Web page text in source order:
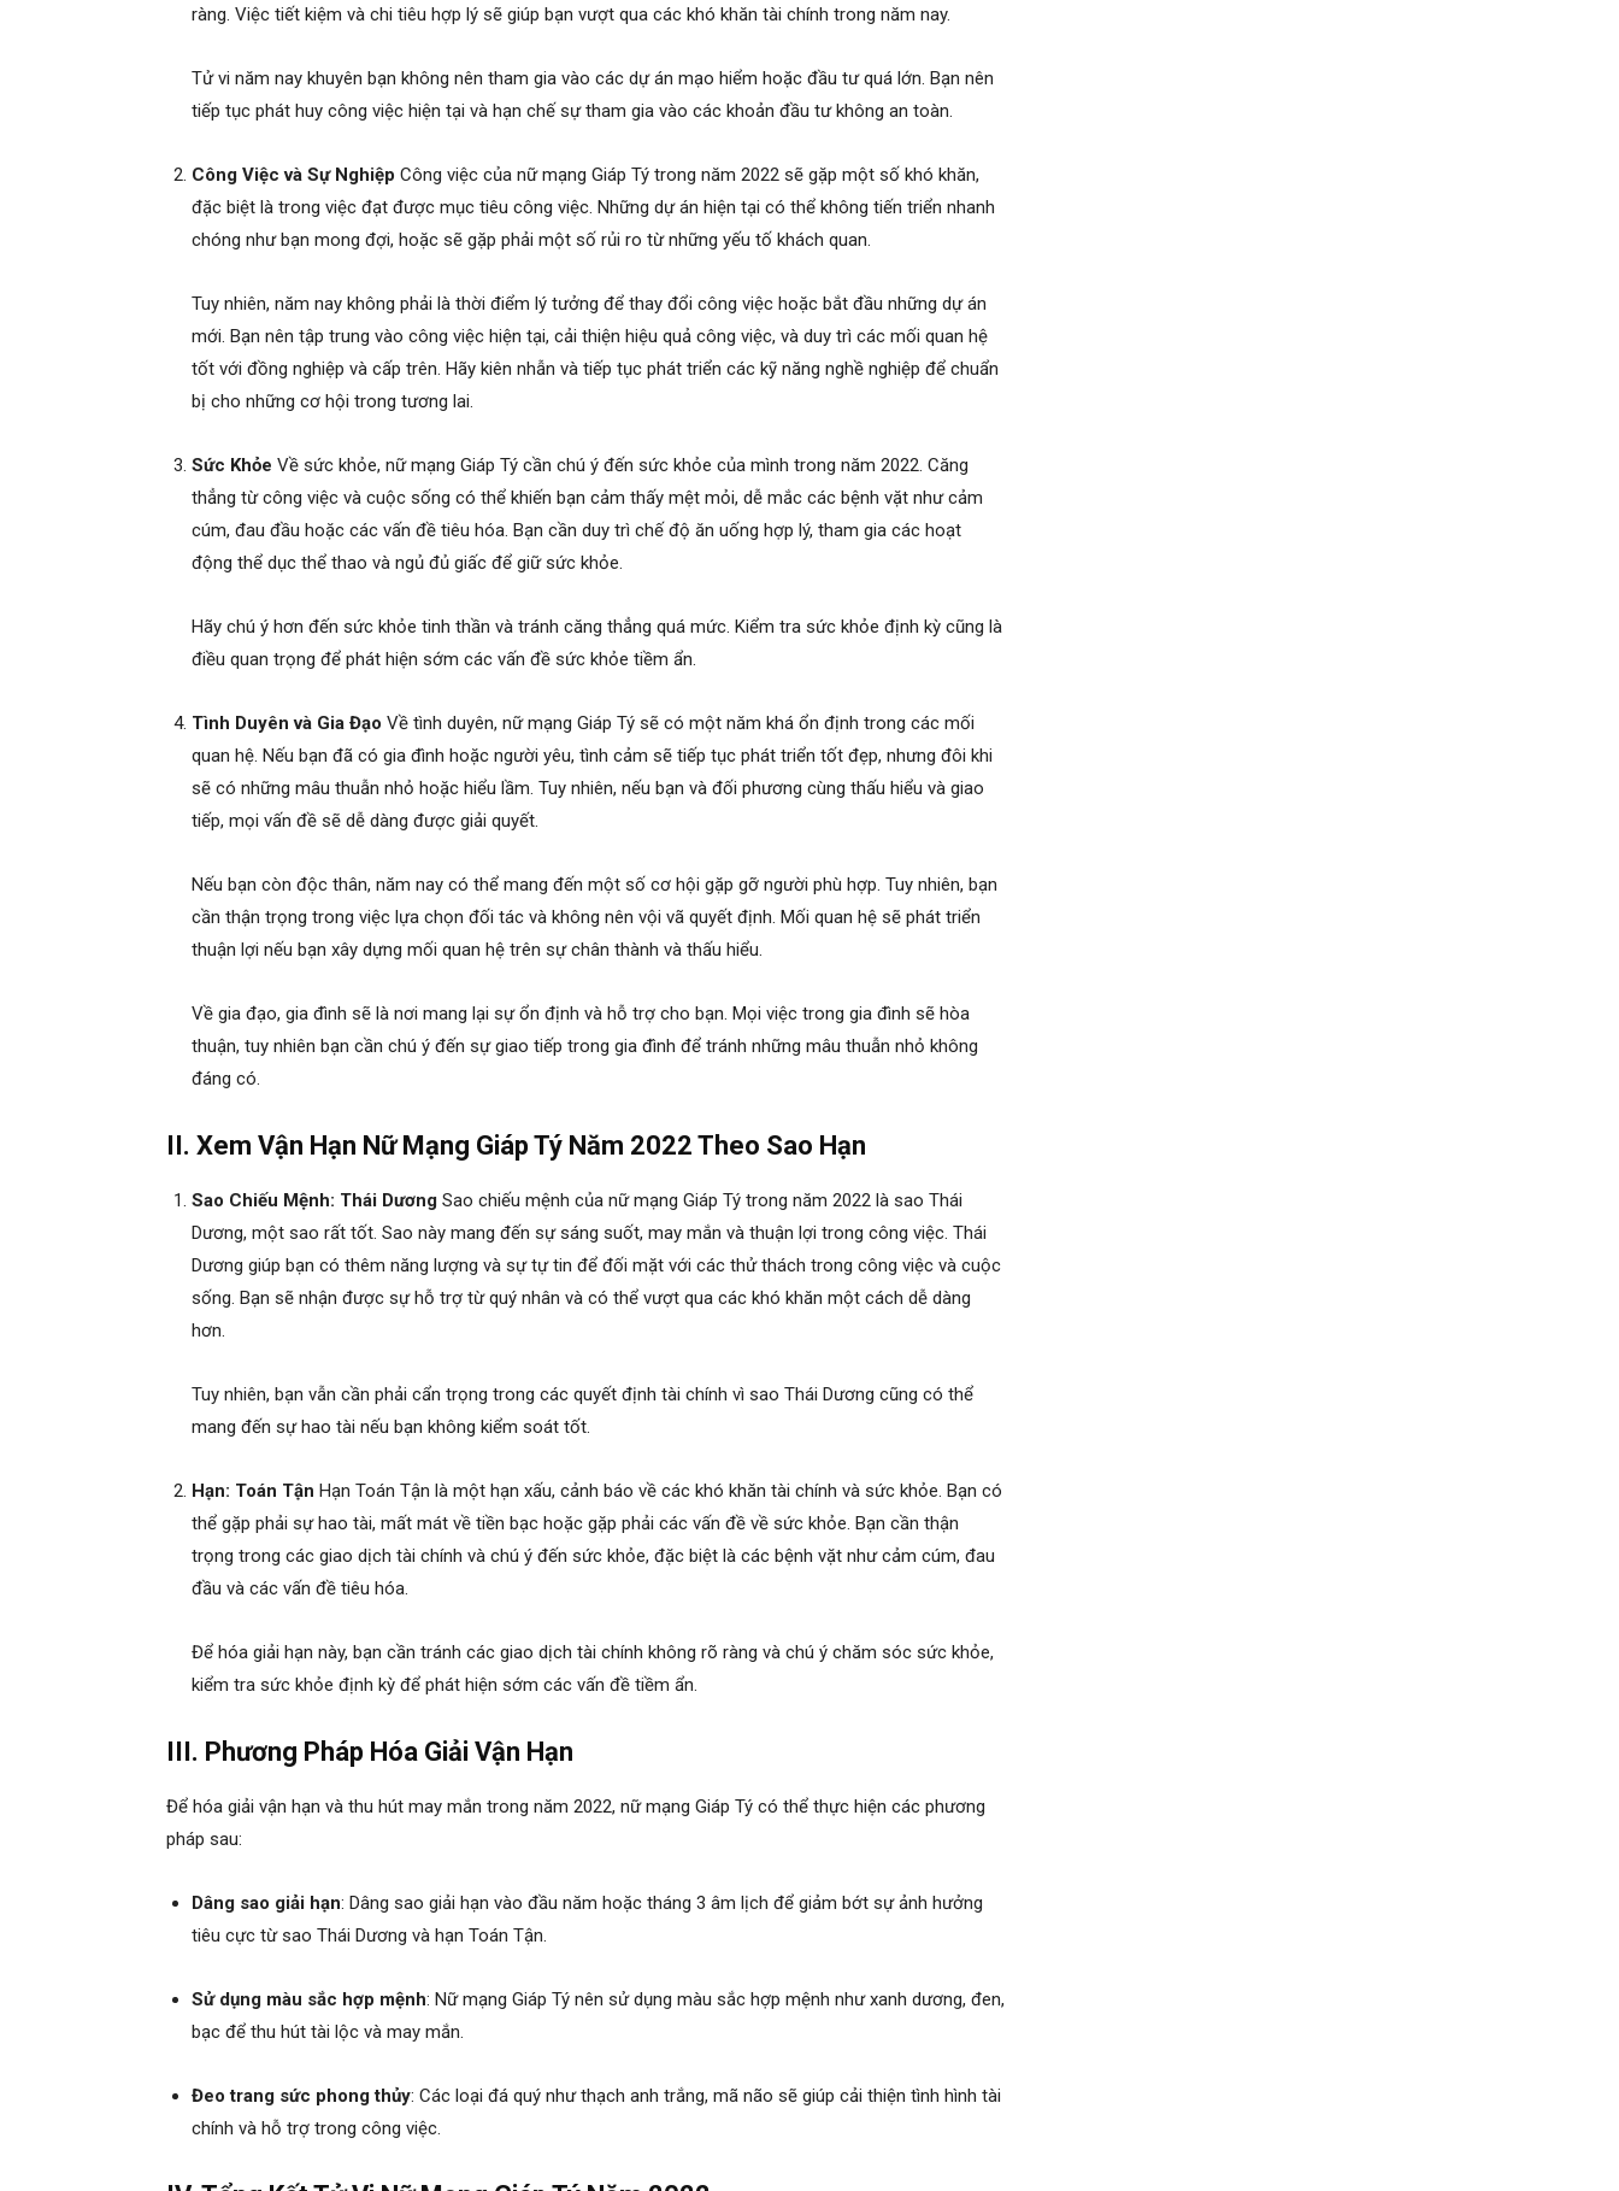
ràng. Việc tiết kiệm và chi tiêu hợp lý sẽ giúp bạn vượt qua các khó khăn tài chính trong năm nay.
Tử vi năm nay khuyên bạn không nên tham gia vào các dự án mạo hiểm hoặc đầu tư quá lớn. Bạn nên
tiếp tục phát huy công việc hiện tại và hạn chế sự tham gia vào các khoản đầu tư không an toàn.
Công Việc và Sự Nghiệp Công việc của nữ mạng Giáp Tý trong năm 2022 sẽ gặp một số khó khăn,
đặc biệt là trong việc đạt được mục tiêu công việc. Những dự án hiện tại có thể không tiến triển nhanh
chóng như bạn mong đợi, hoặc sẽ gặp phải một số rủi ro từ những yếu tố khách quan.
Tuy nhiên, năm nay không phải là thời điểm lý tưởng để thay đổi công việc hoặc bắt đầu những dự án
mới. Bạn nên tập trung vào công việc hiện tại, cải thiện hiệu quả công việc, và duy trì các mối quan hệ
tốt với đồng nghiệp và cấp trên. Hãy kiên nhẫn và tiếp tục phát triển các kỹ năng nghề nghiệp để chuẩn
bị cho những cơ hội trong tương lai.
Sức Khỏe Về sức khỏe, nữ mạng Giáp Tý cần chú ý đến sức khỏe của mình trong năm 2022. Căng
thẳng từ công việc và cuộc sống có thể khiến bạn cảm thấy mệt mỏi, dễ mắc các bệnh vặt như cảm
cúm, đau đầu hoặc các vấn đề tiêu hóa. Bạn cần duy trì chế độ ăn uống hợp lý, tham gia các hoạt
động thể dục thể thao và ngủ đủ giấc để giữ sức khỏe.
Hãy chú ý hơn đến sức khỏe tinh thần và tránh căng thẳng quá mức. Kiểm tra sức khỏe định kỳ cũng là
điều quan trọng để phát hiện sớm các vấn đề sức khỏe tiềm ẩn.
Tình Duyên và Gia Đạo Về tình duyên, nữ mạng Giáp Tý sẽ có một năm khá ổn định trong các mối
quan hệ. Nếu bạn đã có gia đình hoặc người yêu, tình cảm sẽ tiếp tục phát triển tốt đẹp, nhưng đôi khi
sẽ có những mâu thuẫn nhỏ hoặc hiểu lầm. Tuy nhiên, nếu bạn và đối phương cùng thấu hiểu và giao
tiếp, mọi vấn đề sẽ dễ dàng được giải quyết.
Nếu bạn còn độc thân, năm nay có thể mang đến một số cơ hội gặp gỡ người phù hợp. Tuy nhiên, bạn
cần thận trọng trong việc lựa chọn đối tác và không nên vội vã quyết định. Mối quan hệ sẽ phát triển
thuận lợi nếu bạn xây dựng mối quan hệ trên sự chân thành và thấu hiểu.
Về gia đạo, gia đình sẽ là nơi mang lại sự ổn định và hỗ trợ cho bạn. Mọi việc trong gia đình sẽ hòa
thuận, tuy nhiên bạn cần chú ý đến sự giao tiếp trong gia đình để tránh những mâu thuẫn nhỏ không
đáng có.
II. Xem Vận Hạn Nữ Mạng Giáp Tý Năm 2022 Theo Sao Hạn
Sao Chiếu Mệnh: Thái Dương Sao chiếu mệnh của nữ mạng Giáp Tý trong năm 2022 là sao Thái
Dương, một sao rất tốt. Sao này mang đến sự sáng suốt, may mắn và thuận lợi trong công việc. Thái
Dương giúp bạn có thêm năng lượng và sự tự tin để đối mặt với các thử thách trong công việc và cuộc
sống. Bạn sẽ nhận được sự hỗ trợ từ quý nhân và có thể vượt qua các khó khăn một cách dễ dàng
hơn.
Tuy nhiên, bạn vẫn cần phải cẩn trọng trong các quyết định tài chính vì sao Thái Dương cũng có thể
mang đến sự hao tài nếu bạn không kiểm soát tốt.
Hạn: Toán Tận Hạn Toán Tận là một hạn xấu, cảnh báo về các khó khăn tài chính và sức khỏe. Bạn có
thể gặp phải sự hao tài, mất mát về tiền bạc hoặc gặp phải các vấn đề về sức khỏe. Bạn cần thận
trọng trong các giao dịch tài chính và chú ý đến sức khỏe, đặc biệt là các bệnh vặt như cảm cúm, đau
đầu và các vấn đề tiêu hóa.
Để hóa giải hạn này, bạn cần tránh các giao dịch tài chính không rõ ràng và chú ý chăm sóc sức khỏe,
kiểm tra sức khỏe định kỳ để phát hiện sớm các vấn đề tiềm ẩn.
III. Phương Pháp Hóa Giải Vận Hạn
Để hóa giải vận hạn và thu hút may mắn trong năm 2022, nữ mạng Giáp Tý có thể thực hiện các phương
pháp sau:
Dâng sao giải hạn: Dâng sao giải hạn vào đầu năm hoặc tháng 3 âm lịch để giảm bớt sự ảnh hưởng
tiêu cực từ sao Thái Dương và hạn Toán Tận.
Sử dụng màu sắc hợp mệnh: Nữ mạng Giáp Tý nên sử dụng màu sắc hợp mệnh như xanh dương, đen,
bạc để thu hút tài lộc và may mắn.
Đeo trang sức phong thủy: Các loại đá quý như thạch anh trắng, mã não sẽ giúp cải thiện tình hình tài
chính và hỗ trợ trong công việc.